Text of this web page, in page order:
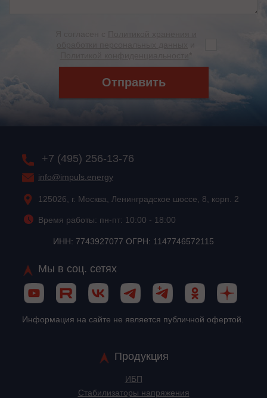
Отправить
+7 (495) 256-13-76
info@impuls.energy
125026, г. Москва, Ленинградское шоссе, 8, корп. 2
Время работы: пн-пт: 10:00 - 18:00
ИНН: 7743927077 ОГРН: 1147746572115
Мы в соц. сетях
Информация на сайте не является публичной офертой.
Продукция
ИБП
Стабилизаторы напряжения